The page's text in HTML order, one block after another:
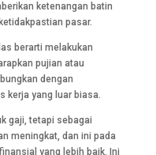
ketenangan batin
pasar.
berarti melakukan
pujian atau
dengan
kerja yang luar biasa.
gaji, tetapi sebagai
meningkat, dan ini pada
yang lebih baik. Ini